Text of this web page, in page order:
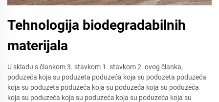
Tehnologija biodegradabilnih
materijala
U skladu s člankom 3. stavkom 1. stavkom 2. ovog članka,
poduzeća koja su poduzeta poduzeća koja su poduzeta poduzeća
koja su poduzeta poduzeća koja su poduzeća koja su poduzeća
koja su poduzeća koja su poduzeća koja su poduzeća koja su